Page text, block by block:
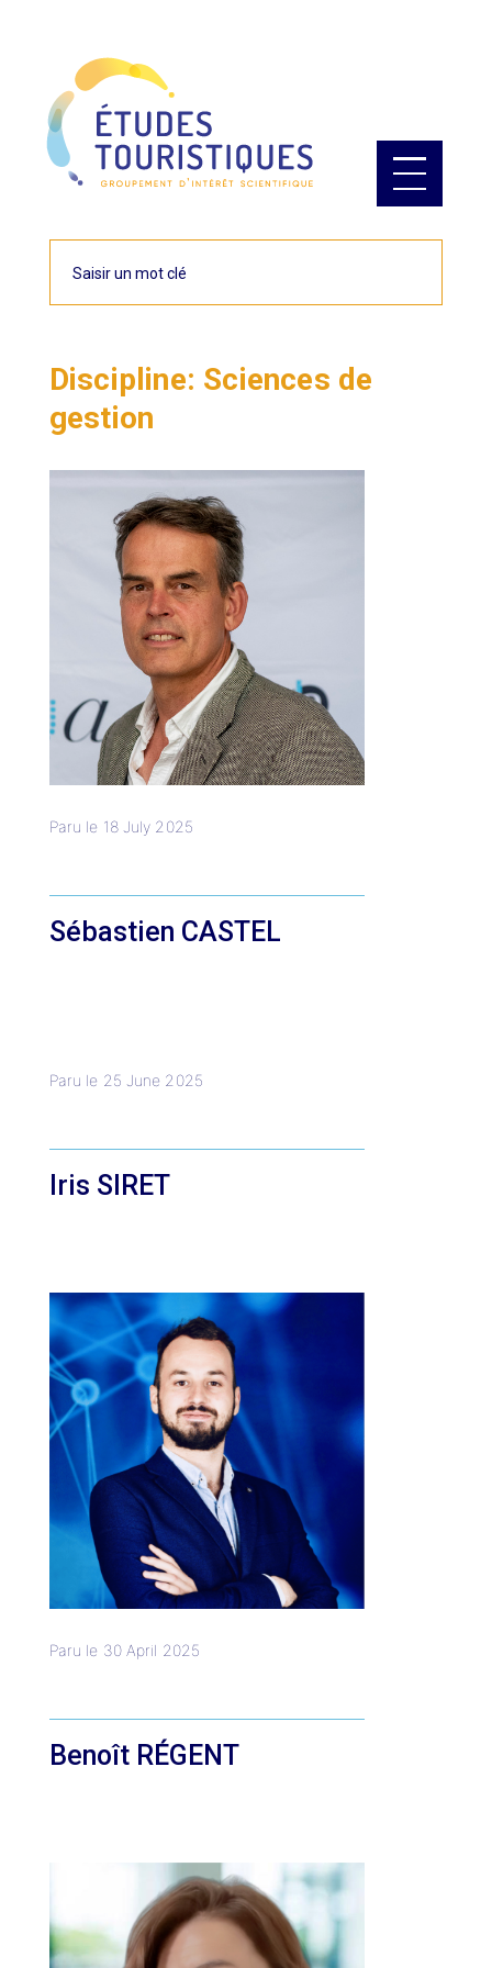
Discipline: Sciences de
gestion
Paru le 18 July 2025
Sébastien CASTEL
Paru le 25 June 2025
Iris SIRET
Paru le 30 April 2025
Benoît RÉGENT